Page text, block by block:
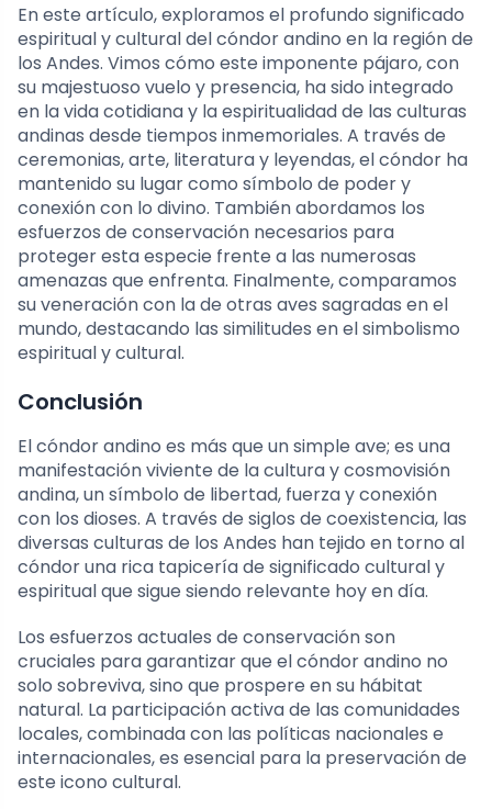
En este artículo, exploramos el profundo significado
espiritual y cultural del cóndor andino en la región de
los Andes. Vimos cómo este imponente pájaro, con
su majestuoso vuelo y presencia, ha sido integrado
en la vida cotidiana y la espiritualidad de las culturas
andinas desde tiempos inmemoriales. A través de
ceremonias, arte, literatura y leyendas, el cóndor ha
mantenido su lugar como símbolo de poder y
conexión con lo divino. También abordamos los
esfuerzos de conservación necesarios para
proteger esta especie frente a las numerosas
amenazas que enfrenta. Finalmente, comparamos
su veneración con la de otras aves sagradas en el
mundo, destacando las similitudes en el simbolismo
espiritual y cultural.
Conclusión
El cóndor andino es más que un simple ave; es una
manifestación viviente de la cultura y cosmovisión
andina, un símbolo de libertad, fuerza y conexión
con los dioses. A través de siglos de coexistencia, las
diversas culturas de los Andes han tejido en torno al
cóndor una rica tapicería de significado cultural y
espiritual que sigue siendo relevante hoy en día.
Los esfuerzos actuales de conservación son
cruciales para garantizar que el cóndor andino no
solo sobreviva, sino que prospere en su hábitat
natural. La participación activa de las comunidades
locales, combinada con las políticas nacionales e
internacionales, es esencial para la preservación de
este icono cultural.